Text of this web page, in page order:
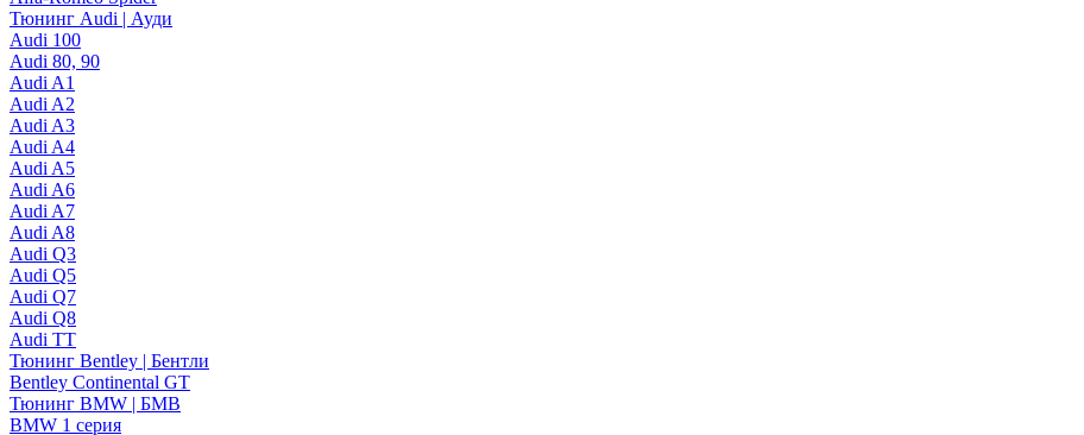
Тюнинг Audi | Ауди
Audi 100
Audi 80, 90
Audi A1
Audi A2
Audi A3
Audi A4
Audi A5
Audi A6
Audi A7
Audi A8
Audi Q3
Audi Q5
Audi Q7
Audi Q8
Audi TT
Тюнинг Bentley | Бентли
Bentley Continental GT
Тюнинг BMW | БМВ
BMW 1 серия